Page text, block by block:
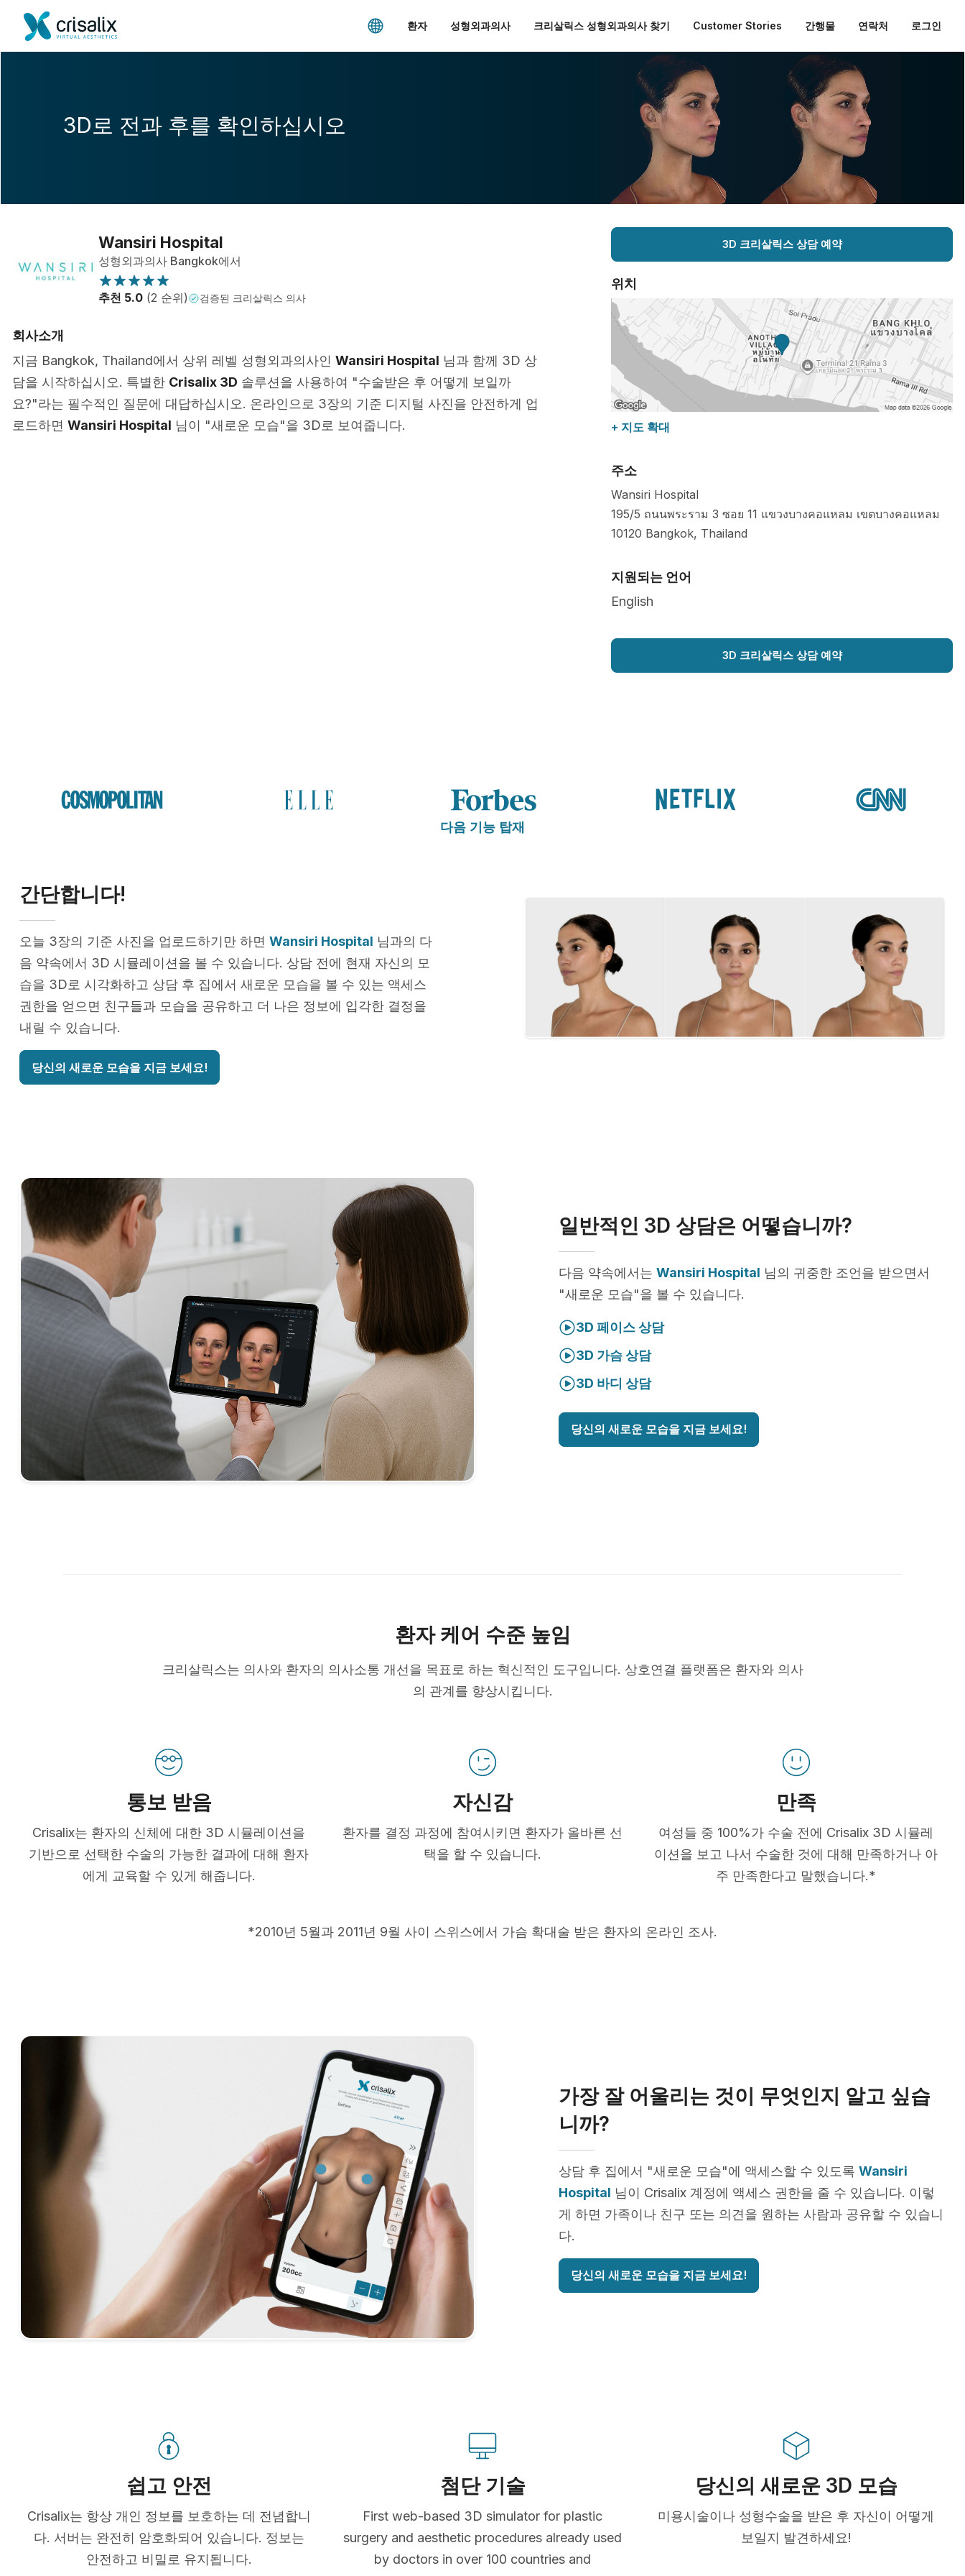
환자 성형외과의사 크리살릭스 성형외과의사 찾기 Customer Stories 간행물 연락처 로그인
3D로 전과 후를 확인하십시오
Wansiri Hospital
성형외과의사 Bangkok에서
추천 5.0 (2 순위) 검증된 크리살릭스 의사
회사소개
지금 Bangkok, Thailand에서 상위 레벨 성형외과의사인 Wansiri Hospital 님과 함께 3D 상
담을 시작하십시오. 특별한 Crisalix 3D 솔루션을 사용하여 "수술받은 후 어떻게 보일까
요?"라는 필수적인 질문에 대답하십시오. 온라인으로 3장의 기준 디지털 사진을 안전하게 업
로드하면 Wansiri Hospital 님이 "새로운 모습"을 3D로 보여줍니다.
3D 크리살릭스 상담 예약
위치
+ 지도 확대
주소
Wansiri Hospital
195/5 ถนนพระราม 3 ซอย 11 แขวงบางคอแหลม เขตบางคอแหลม
10120 Bangkok, Thailand
지원되는 언어
English
3D 크리살릭스 상담 예약
다음 기능 탑재
간단합니다!
오늘 3장의 기준 사진을 업로드하기만 하면 Wansiri Hospital 님과의 다
음 약속에서 3D 시뮬레이션을 볼 수 있습니다. 상담 전에 현재 자신의 모
습을 3D로 시각화하고 상담 후 집에서 새로운 모습을 볼 수 있는 액세스
권한을 얻으면 친구들과 모습을 공유하고 더 나은 정보에 입각한 결정을
내릴 수 있습니다.
당신의 새로운 모습을 지금 보세요!
일반적인 3D 상담은 어떻습니까?
다음 약속에서는 Wansiri Hospital 님의 귀중한 조언을 받으면서
"새로운 모습"을 볼 수 있습니다.
3D 페이스 상담
3D 가슴 상담
3D 바디 상담
당신의 새로운 모습을 지금 보세요!
환자 케어 수준 높임
크리살릭스는 의사와 환자의 의사소통 개선을 목표로 하는 혁신적인 도구입니다. 상호연결 플랫폼은 환자와 의사
의 관계를 향상시킵니다.
통보 받음
Crisalix는 환자의 신체에 대한 3D 시뮬레이션을
기반으로 선택한 수술의 가능한 결과에 대해 환자
에게 교육할 수 있게 해줍니다.
자신감
환자를 결정 과정에 참여시키면 환자가 올바른 선
택을 할 수 있습니다.
만족
여성들 중 100%가 수술 전에 Crisalix 3D 시뮬레
이션을 보고 나서 수술한 것에 대해 만족하거나 아
주 만족한다고 말했습니다.*
*2010년 5월과 2011년 9월 사이 스위스에서 가슴 확대술 받은 환자의 온라인 조사.
가장 잘 어울리는 것이 무엇인지 알고 싶습
니까?
상담 후 집에서 "새로운 모습"에 액세스할 수 있도록 Wansiri
Hospital 님이 Crisalix 계정에 액세스 권한을 줄 수 있습니다. 이렇
게 하면 가족이나 친구 또는 의견을 원하는 사람과 공유할 수 있습니
다.
당신의 새로운 모습을 지금 보세요!
쉽고 안전
Crisalix는 항상 개인 정보를 보호하는 데 전념합니
다. 서버는 완전히 암호화되어 있습니다. 정보는
안전하고 비밀로 유지됩니다.
첨단 기술
First web-based 3D simulator for plastic
surgery and aesthetic procedures already used
by doctors in over 100 countries and
당신의 새로운 3D 모습
미용시술이나 성형수술을 받은 후 자신이 어떻게
보일지 발견하세요!